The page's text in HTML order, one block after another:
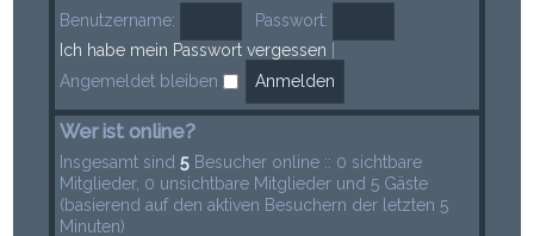
Benutzername:
Passwort:
Ich habe mein Passwort vergessen
Angemeldet bleiben
Wer ist online?
Insgesamt sind5 Besucher online :: 0 sichtbare
Mitglieder, 0 unsichtbare Mitglieder und 5 Gäste
(basierend auf den aktiven Besuchern der letzten 5
Minuten)